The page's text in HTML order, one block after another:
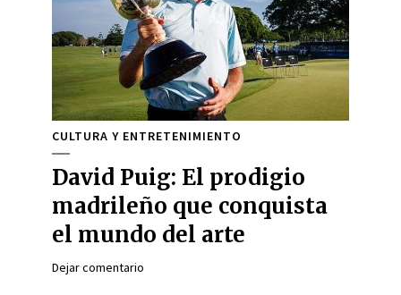
CULTURA Y ENTRETENIMIENTO
David Puig: El prodigio
madrileño que conquista
el mundo del arte
Dejar comentario